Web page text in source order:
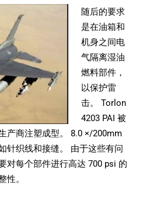
随后的要求
是在油箱和
机身之间电
气隔离湿油
燃料部件，
以保护雷
击。 Torlon
4203 PAI 被
产商注塑成型。 8.0 ×/200mm
针织线和接缝。 由于这些有问
对每个部件进行高达 700 psi 的
性。